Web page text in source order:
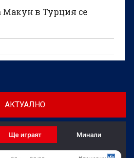
Макун в Турция се
АКТУАЛНО
Ще играят Минали